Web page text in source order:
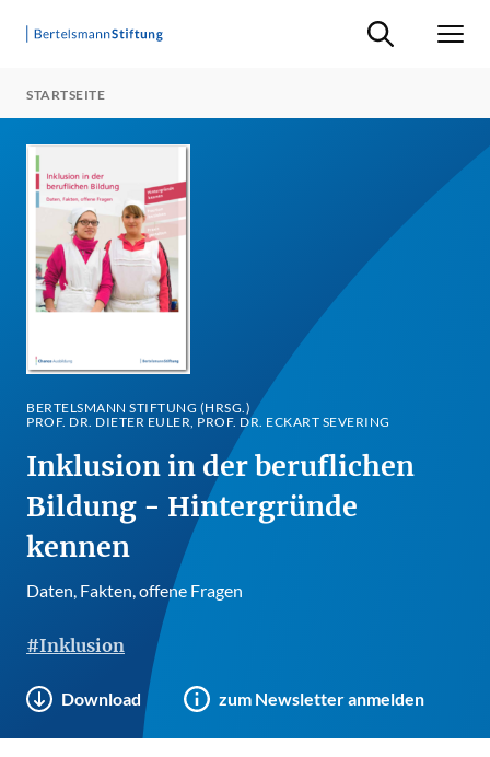
Suche ein-/
STARTSEITE
BERTELSMANN STIFTUNG (HRSG.)
PROF. DR. DIETER EULER, PROF. DR. ECKART SEVERING
Inklusion in der beruflichen
Bildung - Hintergründe
kennen
Daten, Fakten, offene Fragen
#Inklusion
Download zum Newsletter anmelden